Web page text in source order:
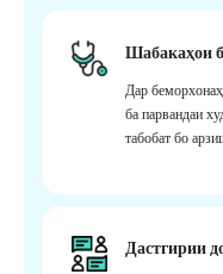
Шабакаҳои
Дар
ба парвандаи
табобат бо
Дастгирии